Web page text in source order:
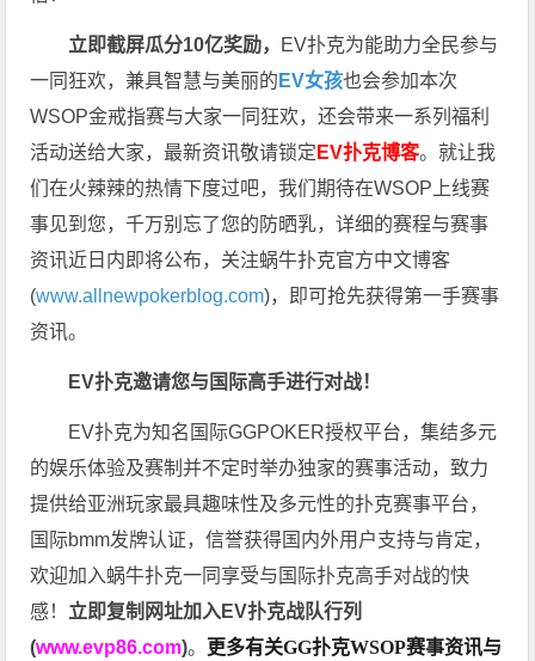
立即截屏瓜分10亿奖励， EV扑克为能助力全民参与
一同狂欢，兼具智慧与美丽的 EV女孩也会参加本次
WSOP金戒指赛与大家一同狂欢，还会带来一系列福利
活动送给大家，最新资讯敬请锁定 EV扑克博客。就让我
们在火辣辣的热情下度过吧，我们期待在WSOP上线赛
事见到您，千万别忘了您的防晒乳，详细的赛程与赛事
资讯近日内即将公布，关注蜗牛扑克官方中文博客
(www.allnewpokerblog.com)，即可抢先获得第一手赛事
资讯。
EV扑克邀请您与国际高手进行对战！
EV扑克为知名国际GGPOKER授权平台，集结多元
的娱乐体验及赛制并不定时举办独家的赛事活动，致力
提供给亚洲玩家最具趣味性及多元性的扑克赛事平台，
国际bmm发牌认证，信誉获得国内外用户支持与肯定，
欢迎加入蜗牛扑克一同享受与国际扑克高手对战的快
感！ 立即复制网址加入EV扑克战队行列
(www.evp86.com)。 更多有关GG扑克WSOP赛事资讯与